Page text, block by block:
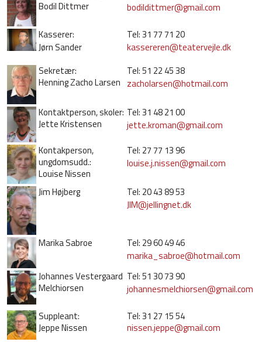
Bodil Dittmer
bodildittmer@gmail.com
Kasserer:
Jørn Sander
Tel: 31 77 71 20
kassereren@teatervejle.dk
Sekretær:
Henning Zacho Larsen
Tel: 51 22 45 38
zacholarsen@hotmail.com
Kontaktperson, skoler:
Jette Kristensen
Tel: 31 48 21 00
jette.kroman@gmail.com
Kontakperson,
ungdomsudd.:
Louise Nissen
Tel: 27 77 13 96
louise.j.nissen@gmail.com
Jim Højberg
Tel: 20 43 89 53
JIM@jellingnet.dk
Marika Sabroe
Tel: 29 60 49 46
marika_sabroe@hotmail.com
Johannes Vestergaard
Melchiorsen
Tel: 51 30 73 90
johannesmelchiorsen@gmail.com
Suppleant:
Jeppe Nissen
Tel: 31 27 15 54
nissen.jeppe@gmail.com